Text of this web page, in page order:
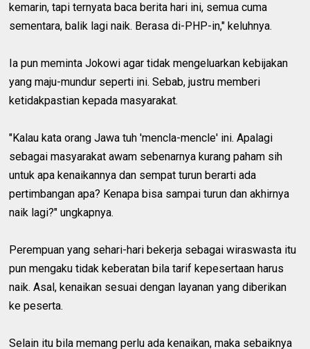
kemarin, tapi ternyata baca berita hari ini, semua cuma
sementara, balik lagi naik. Berasa di-PHP-in," keluhnya.
Ia pun meminta Jokowi agar tidak mengeluarkan kebijakan
yang maju-mundur seperti ini. Sebab, justru memberi
ketidakpastian kepada masyarakat.
"Kalau kata orang Jawa tuh 'mencla-mencle' ini. Apalagi
sebagai masyarakat awam sebenarnya kurang paham sih
untuk apa kenaikannya dan sempat turun berarti ada
pertimbangan apa? Kenapa bisa sampai turun dan akhirnya
naik lagi?" ungkapnya.
Perempuan yang sehari-hari bekerja sebagai wiraswasta itu
pun mengaku tidak keberatan bila tarif kepesertaan harus
naik. Asal, kenaikan sesuai dengan layanan yang diberikan
ke peserta.
Selain itu bila memang perlu ada kenaikan, maka sebaiknya